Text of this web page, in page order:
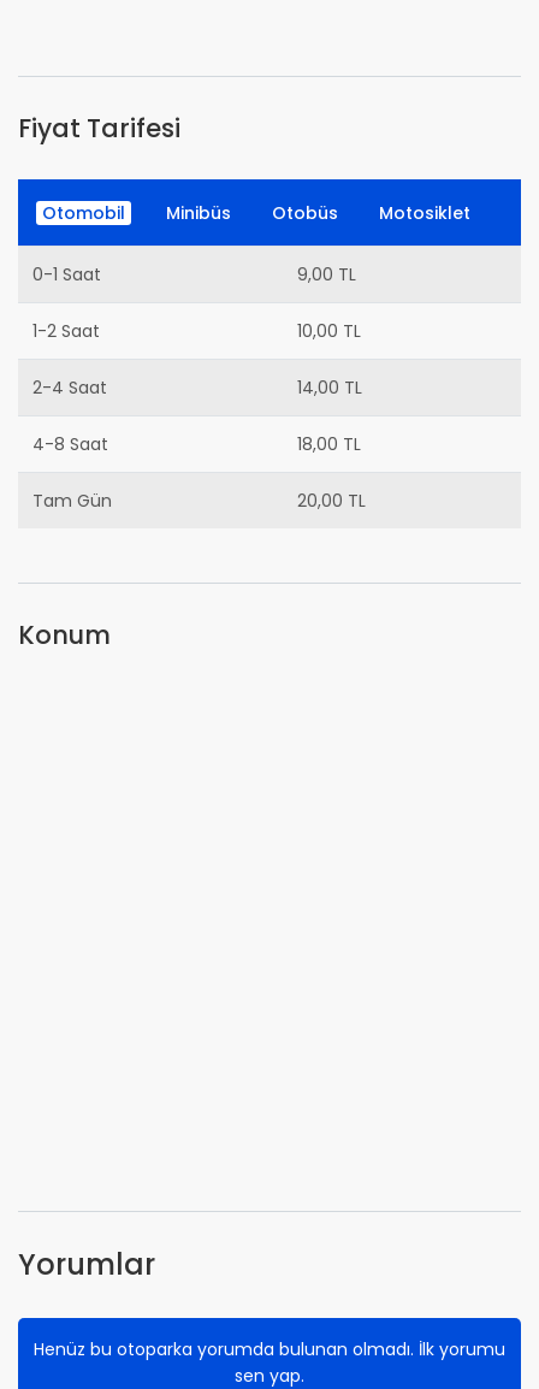
Fiyat Tarifesi
Otomobil Minibüs Otobüs Motosiklet
0-1 Saat 9,00 TL
1-2 Saat 10,00 TL
2-4 Saat 14,00 TL
4-8 Saat 18,00 TL
Tam Gün 20,00 TL
Konum
Yorumlar
Henüz bu otoparka yorumda bulunan olmadı. İlk yorumu
sen yap.